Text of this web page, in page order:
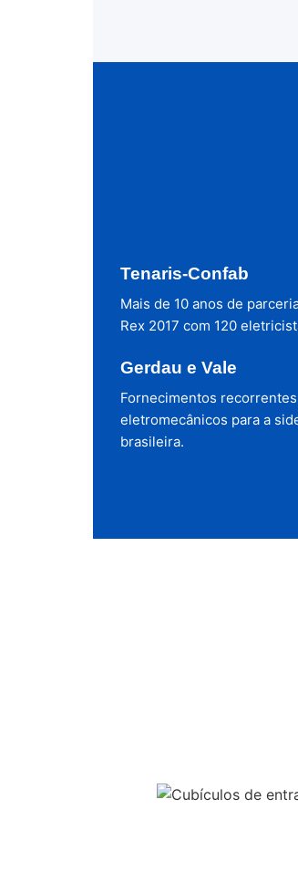
Tenaris-Confab
Mais de 10 anos de
Rex 2017 com 120
Gerdau e Vale
Fornecimentos
eletromecânicos para a
brasileira.